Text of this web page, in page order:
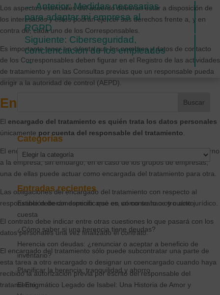
Los aspectos esenciales del acuerdo deberán estar a disposición de
los interesados y éstos podrán ejercer sus derechos frente a, y en
contra de, cada uno de los Corresponsables.
Es importante tener en cuenta que los nombres y datos de contacto
de los Corresponsables deben figurar en el Registro de las actividades
de tratamiento y en las Consultas previas que un responsable pueda
dirigir a la autoridad de control (AEPD).
Encargado del tratamiento
El encargado del tratamiento es quién trata los datos personales
únicamente por cuenta del responsable del tratamiento
El encargado del tratamiento de los datos suele ser un tercero externo
a la empresa; sin embargo, en el caso de los grupos de empresas,
una de ellas puede actuar como encargada del tratamiento para otra.
Las obligaciones del encargado del tratamiento con respecto al
responsable deberán especificarse en un contrato u otro acto jurídico.
El contrato debe indicar entre otras cuestiones lo que pasará con los
datos personales una vez finalizado el contrato.
El encargado del tratamiento sólo puede subcontratar una parte de
esta tarea a otro encargado o designar un coencargado cuando haya
recibido la autorización previa por escrito del responsable del
tratamiento.
←Anterior: Medidas necesarias
para adaptar mi empresa al
RGPD
Siguiente: Ciberseguridad,
concienciación de los empleados
→
Categorías
Categorías
Entradas recientes
Extinción de condominio: qué es, cómo se hace y cuánto
cuesta
¿Cómo saber si una herencia tiene deudas?
Herencia con deudas: ¿renunciar o aceptar a beneficio de
inventario?
Planificar la herencia: tranquilidad y ahorro
El Enigmático Legado de Isabel: Una Historia de Amor y